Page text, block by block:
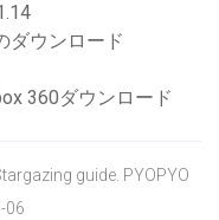
ダウンロード
360ダウンロード
guide. PYOPYO
06